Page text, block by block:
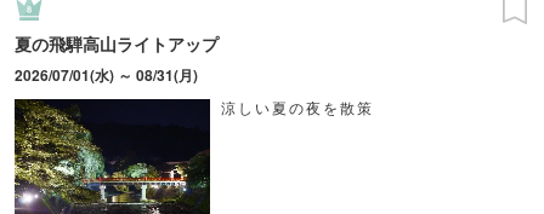
夏の飛騨高山ライトアップ
2026/07/01(水) ～ 08/31(月)
涼しい夏の夜を散策